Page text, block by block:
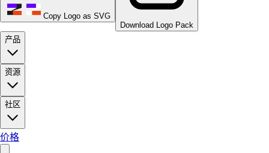
Copy Logo as SVG
Download Logo Pack
产品
资源
社区
价格